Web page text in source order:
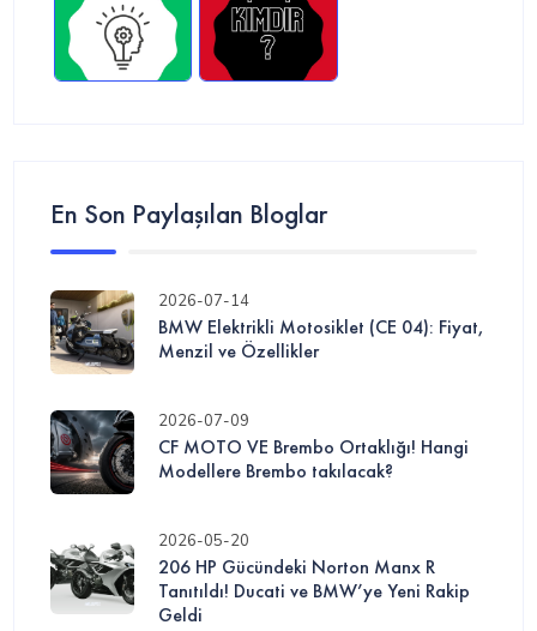
En Son Paylaşılan Bloglar
2026-07-14
BMW Elektrikli Motosiklet (CE 04): Fiyat,
Menzil ve Özellikler
2026-07-09
CF MOTO VE Brembo Ortaklığı! Hangi
Modellere Brembo takılacak?
2026-05-20
206 HP Gücündeki Norton Manx R
Tanıtıldı! Ducati ve BMW’ye Yeni Rakip
Geldi